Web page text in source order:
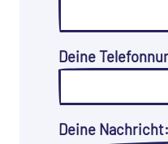
Deine
Deine Nachricht: